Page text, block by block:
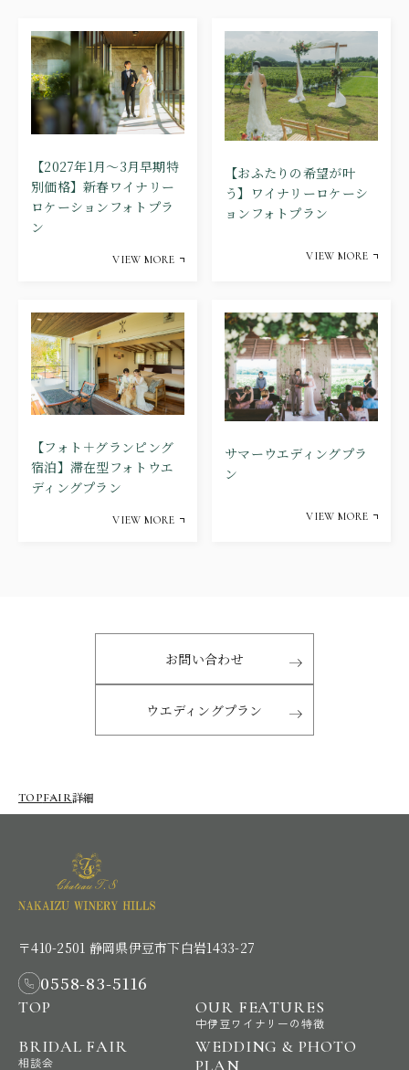
【2027年1月～3月早期特
別価格】新春ワイナリー
ロケーションフォトプラ
ン
VIEW MORE
【おふたりの希望が叶
う】ワイナリーロケーシ
ョンフォトプラン
VIEW MORE
【フォト＋グランピング
宿泊】滞在型フォトウエ
ディングプラン
VIEW MORE
サマーウエディングプラ
ン
VIEW MORE
お問い合わせ
ウエディングプラン
TOPFAIR詳細
〒410-2501 静岡県伊豆市下白岩1433-27
0558-83-5116
TOP OUR FEATURES
中伊豆ワイナリーの特徴
BRIDAL FAIR
相談会
WEDDING & PHOTO
PLAN